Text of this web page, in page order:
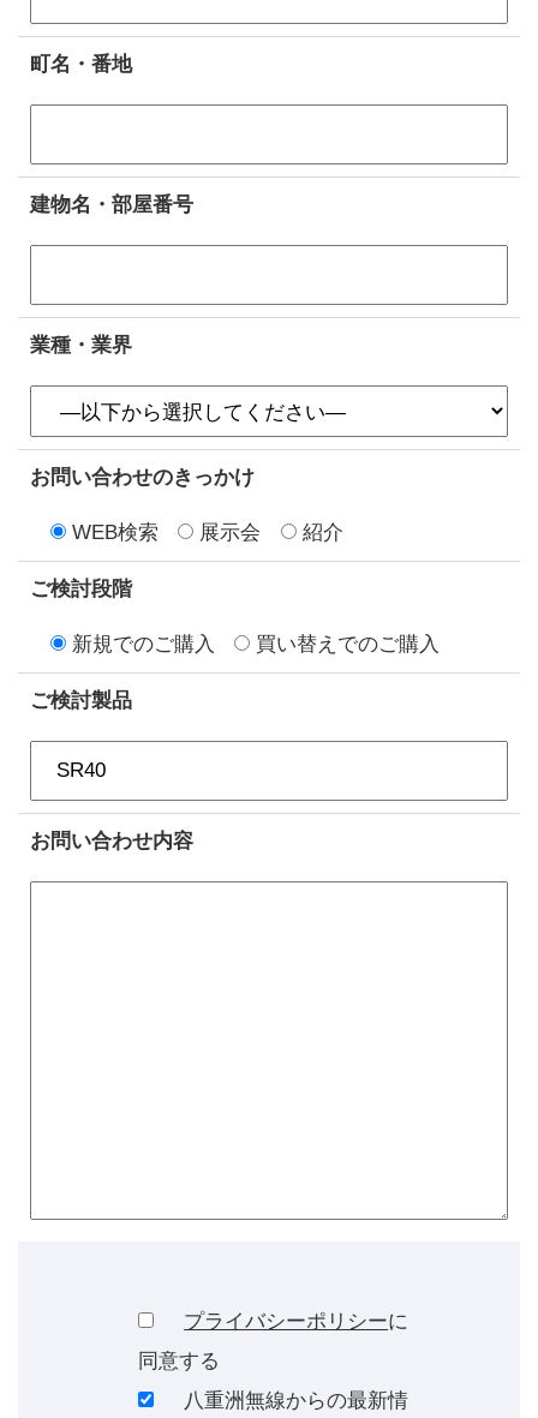
町名・番地
建物名・部屋番号
業種・業界
お問い合わせのきっかけ
WEB検索 展示会 紹介
ご検討段階
新規でのご購入 買い替えでのご購入
ご検討製品
お問い合わせ内容
プライバシーポリシーに
同意する
八重洲無線からの最新情